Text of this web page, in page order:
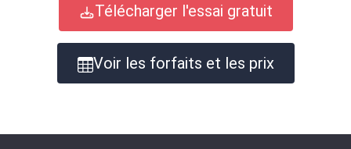
Télécharger l'essai gratuit
Voir les forfaits et les prix